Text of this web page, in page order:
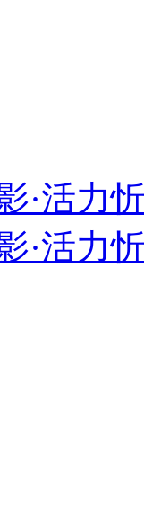
·活力
·活力